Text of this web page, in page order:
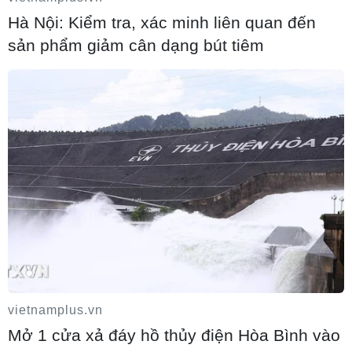
Iran-Oman đàm phán thiết lập tuyến
hàng hải mới qua eo biển Hormuz
Cố vấn quân sự Iran tiết lộ sốc, tuyên bố
hàng trăm binh sĩ Mỹ đã thiệt mạng
04/08/2026 15:51
Liban và Israel nối lại đàm phán trực tiếp
về giải giáp Hezbollah
04/08/2026 14:56
Hà Nội: Kiểm tra, xác minh liên quan đến
sản phẩm giảm cân dạng bút tiêm
vietnamplus.vn
Mở 1 cửa xả đáy hồ thủy điện Hòa Bình vào